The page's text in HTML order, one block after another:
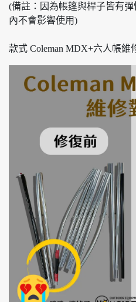
(備註：因為帳篷與桿子皆有
內不會影響使用)
款式 Coleman MDX+六人帳維